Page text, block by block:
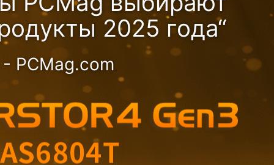
2025 года“
- PCMag.com